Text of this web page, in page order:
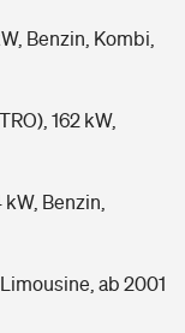
Benzin, Kombi,
162 kW,
Benzin,
ab 2001